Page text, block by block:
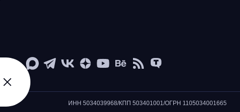
ИНН 5034039968/КПП 503401001/ОГРН 1105034001665